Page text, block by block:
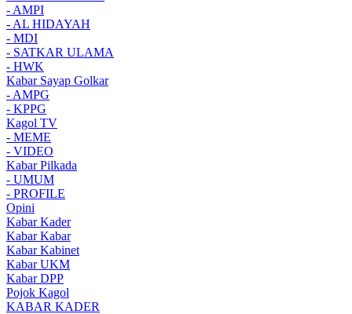
- AMPI
- AL HIDAYAH
- MDI
- SATKAR ULAMA
- HWK
Kabar Sayap Golkar
- AMPG
- KPPG
Kagol TV
- MEME
- VIDEO
Kabar Pilkada
- UMUM
- PROFILE
Opini
Kabar Kader
Kabar Kabar
Kabar Kabinet
Kabar UKM
Kabar DPP
Pojok Kagol
KABAR KADER